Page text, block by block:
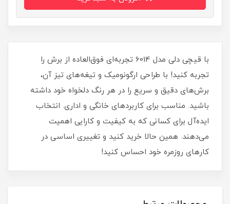
با قیچی دلی مدل 6014 تجربه‌ای فوق‌العاده از برش را
تجربه کنید! با طراحی ارگونومیک و تیغه‌های تیز آن،
برش‌های دقیق و سریع را در هر رنگ دلخواه خود داشته
باشید. مناسب برای کاربردهای خانگی و اداری. انتخاب
ایده‌آل برای کسانی که به کیفیت و کارایی اهمیت
می‌دهند. همین حالا خرید کنید و تغییری اساسی در
کارهای روزمره خود احساس کنید!